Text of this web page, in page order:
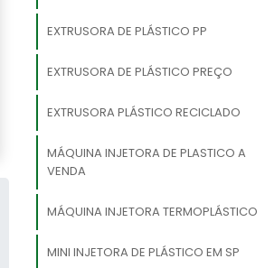
EXTRUSORA DE PLÁSTICO PP
EXTRUSORA DE PLÁSTICO PREÇO
EXTRUSORA PLÁSTICO RECICLADO
MÁQUINA INJETORA DE PLASTICO A
VENDA
MÁQUINA INJETORA TERMOPLÁSTICO
MINI INJETORA DE PLÁSTICO EM SP